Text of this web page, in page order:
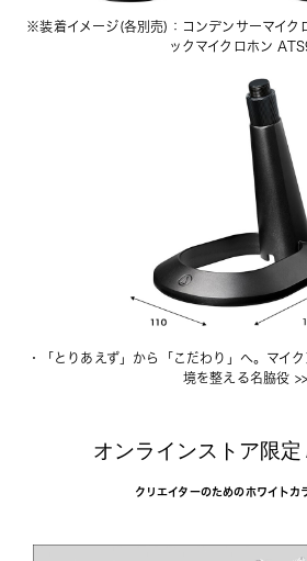
※装着イメージ(各別売)： コンデンサーマイ
ックマイクロホン
・
「とりあえず」から「こだわり」へ。マイ
境を整える名脇役 >>
オンラインストア限定
クリエイターのためのホワイトカ